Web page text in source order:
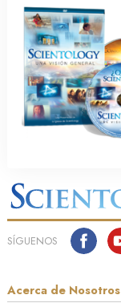
SÍGUENOS
Acerca de Nosotros